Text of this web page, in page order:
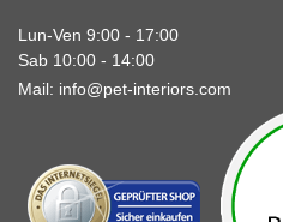
Lun-Ven 9:00 - 17:00
Sab 10:00 - 14:00
Mail: info@pet-interiors.com